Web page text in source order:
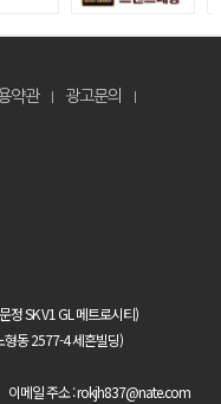
약관
광고문의
정 SK V1 GL 메트로시티)
형동 2577-4 세흔빌딩)
이메일 주소 : rokjh837@nate.com